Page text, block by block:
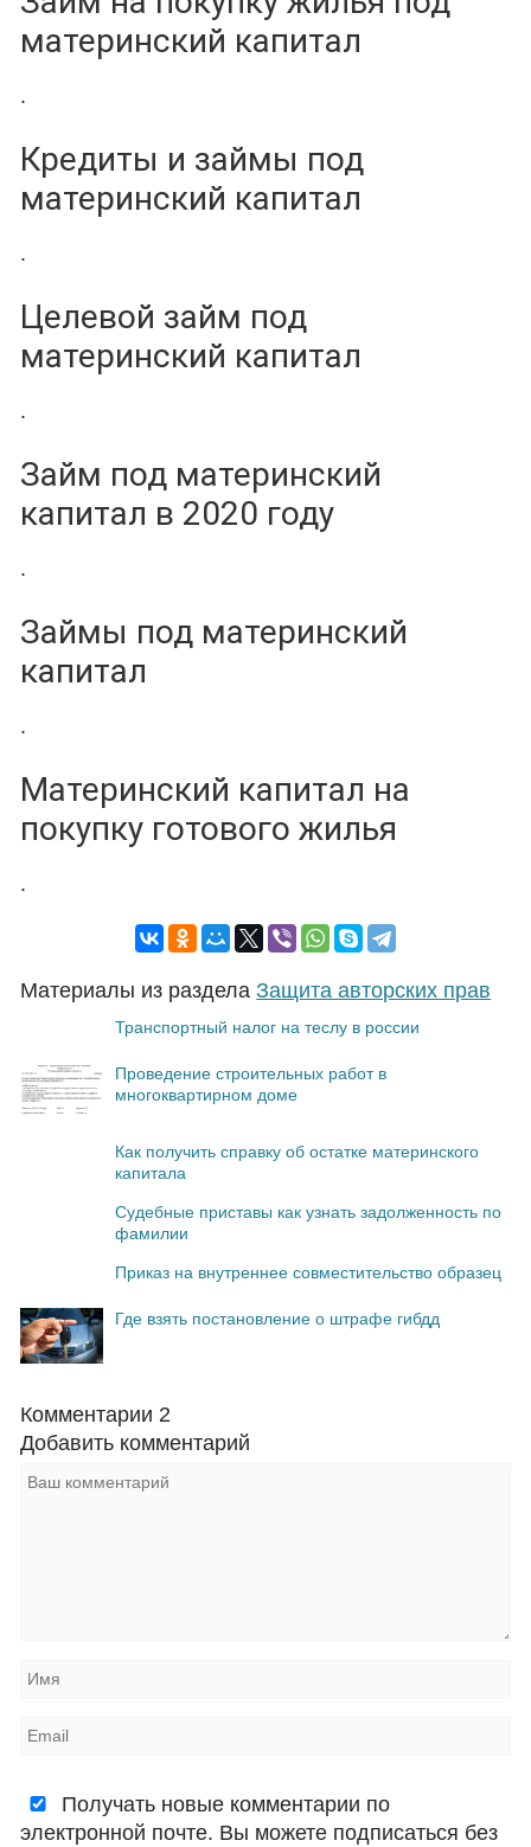
материнский капитал
.
Кредиты и займы под
материнский капитал
.
Целевой займ под
материнский капитал
.
Займ под материнский
капитал в 2020 году
.
Займы под материнский
капитал
.
Материнский капитал на
покупку готового жилья
.
Материалы из разделаЗащита авторских прав
Транспортный налог на теслу в россии
Проведение строительных работ в
многоквартирном доме
Как получить справку об остатке материнского
капитала
Судебные приставы как узнать задолженность по
фамилии
Приказ на внутреннее совместительство образец
Где взять постановление о штрафе гибдд
Комментарии 2
Добавить комментарий
Получать новые комментарии по
электронной почте. Вы можете подписаться без